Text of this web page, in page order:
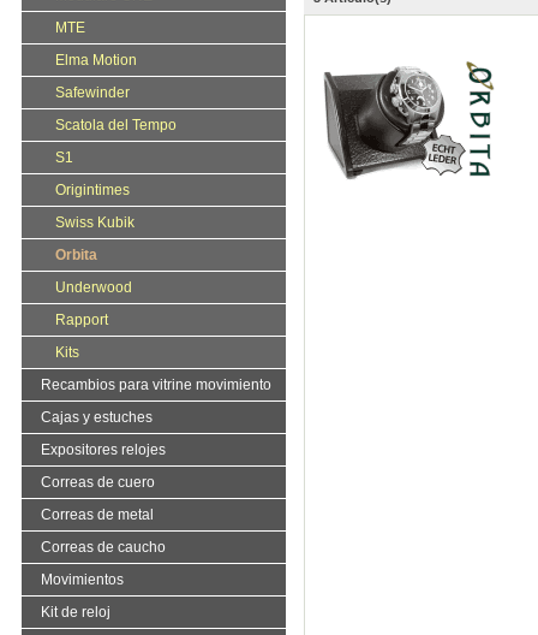
MTE
Elma Motion
Safewinder
Scatola del Tempo
S1
Origintimes
Swiss Kubik
Orbita
Underwood
Rapport
Kits
Recambios para vitrine movimiento
Cajas y estuches
Expositores relojes
Correas de cuero
Correas de metal
Correas de caucho
Movimientos
Kit de reloj